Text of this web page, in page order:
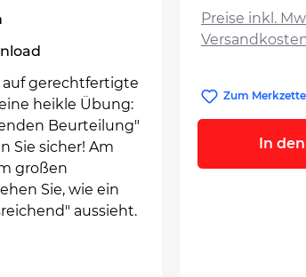
auf gerechtfertigte
heikle Übung:
Beurteilung"
Sie sicher! Am
großen
Sie, wie ein
aussieht.
Preise inkl.
Zum
In